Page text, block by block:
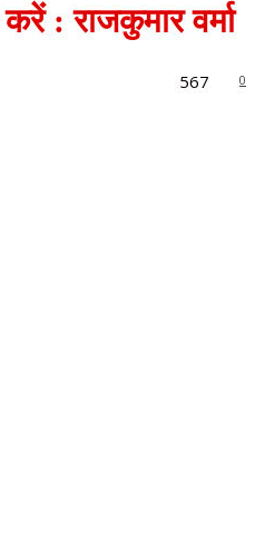
: राजकुमार वर्मा
0
567